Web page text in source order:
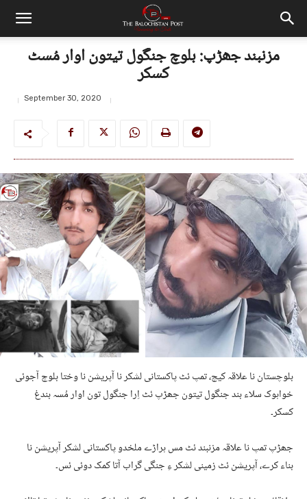
مزنبند جھڑپ: بلوچ جنگول تیتون اوار مُسٹ
کسکر
September 30, 2020
بلوچستان نا علاقہ کیچ، تمپ ئٹ پاکستانی لشکر نا آپریشن نا وختا بلوچ آجوئی
خواہوک سلاء بند جنگول تیتون جھڑپ ئٹ اِرا جنگول تون اوار مُسہ بندغ
کسکر۔
جھڑپ تمپ نا علاقہ مزنبند ئٹ مس ہراڑے ملخدو پاکستانی لشکر آپریشن نا
بناء کرے، آپریشن ئٹ زمینی لشکر ءِ جنگی گراب آتا کمک دوئی ئس۔